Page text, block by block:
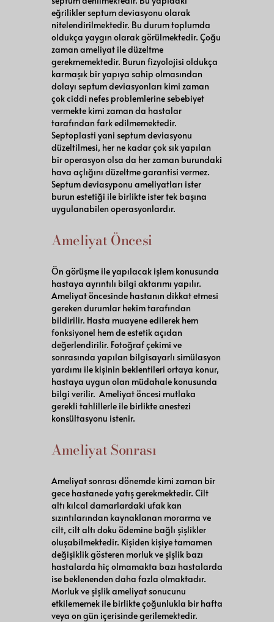
eğrilikler septum deviasyonu olarak
nitelendirilmektedir. Bu durum toplumda
oldukça yaygın olarak görülmektedir. Çoğu
zaman ameliyat ile düzeltme
gerekmemektedir. Burun fizyolojisi oldukça
karmaşık bir yapıya sahip olmasından
dolayı septum deviasyonları kimi zaman
çok ciddi nefes problemlerine sebebiyet
vermekte kimi zaman da hastalar
tarafından fark edilmemektedir.
Septoplasti yani septum deviasyonu
düzeltilmesi, her ne kadar çok sık yapılan
bir operasyon olsa da her zaman burundaki
hava açlığını düzeltme garantisi vermez.
Septum deviasyponu ameliyatları ister
burun estetiği ile birlikte ister tek başına
uygulanabilen operasyonlardır.
Ameliyat Öncesi
Ön görüşme ile yapılacak işlem konusunda
hastaya ayrıntılı bilgi aktarımı yapılır.
Ameliyat öncesinde hastanın dikkat etmesi
gereken durumlar hekim tarafından
bildirilir. Hasta muayene edilerek hem
fonksiyonel hem de estetik açıdan
değerlendirilir. Fotoğraf çekimi ve
sonrasında yapılan bilgisayarlı simülasyon
yardımı ile kişinin beklentileri ortaya konur,
hastaya uygun olan müdahale konusunda
bilgi verilir. Ameliyat öncesi mutlaka
gerekli tahlillerle ile birlikte anestezi
konsültasyonu istenir.
Ameliyat Sonrası
Ameliyat sonrası dönemde kimi zaman bir
gece hastanede yatış gerekmektedir. Cilt
altı kılcal damarlardaki ufak kan
sızıntılarından kaynaklanan morarma ve
cilt, cilt altı doku ödemine bağlı şişlikler
oluşabilmektedir. Kişiden kişiye tamamen
değişiklik gösteren morluk ve şişlik bazı
hastalarda hiç olmamakta bazı hastalarda
ise beklenenden daha fazla olmaktadır.
Morluk ve şişlik ameliyat sonucunu
etkilememek ile birlikte çoğunlukla bir hafta
veya on gün içerisinde gerilemektedir.